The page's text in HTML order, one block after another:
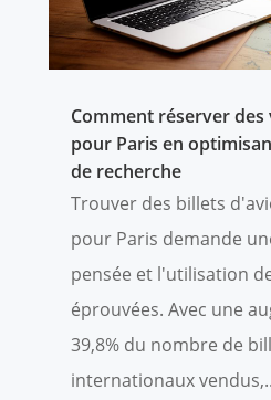
Comment réserver
pour Paris en
de recherche
Trouver des billets
pour Paris demande
pensée et l'utilisation
éprouvées. Avec une
39,8% du nombre de
internationaux